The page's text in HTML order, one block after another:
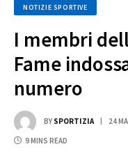
NOTIZIE SPORTIVE
I membri
Fame
numero
BY SPORTIZIA 24
9 MINS READ